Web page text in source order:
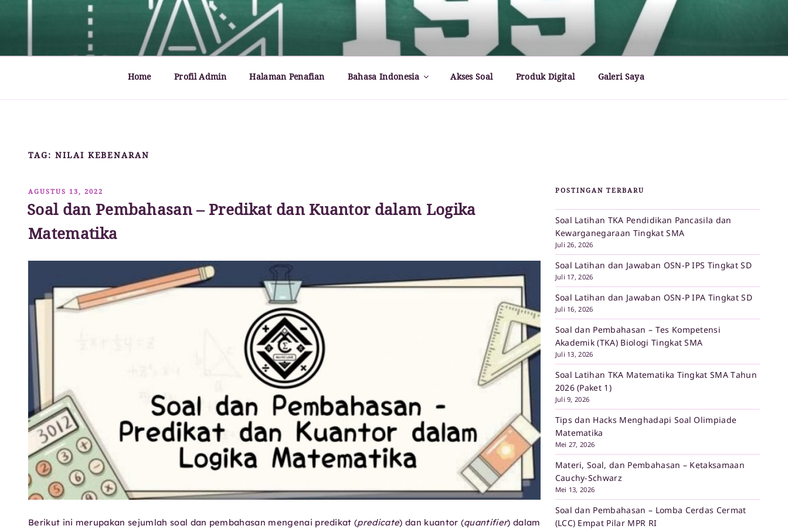
MATHCYBER1997
God used beautiful mathematics in creating the world – Paul Dirac
Home Profil Admin Halaman Penafian Bahasa Indonesia Akses Soal Produk Digital Galeri Saya
TAG: NILAI KEBENARAN
DIPOSKAN
PADA
AGUSTUS 13, 2022
Soal dan Pembahasan – Predikat dan Kuantor dalam Logika
Matematika
Berikut ini merupakan sejumlah soal dan pembahasan mengenai predikat (predicate) dan kuantor (quantifier) dalam
POSTINGAN TERBARU
Soal Latihan TKA Pendidikan Pancasila dan
Kewarganegaraan Tingkat SMA
Juli 26, 2026
Soal Latihan dan Jawaban OSN-P IPS Tingkat SD
Juli 17, 2026
Soal Latihan dan Jawaban OSN-P IPA Tingkat SD
Juli 16, 2026
Soal dan Pembahasan – Tes Kompetensi
Akademik (TKA) Biologi Tingkat SMA
Juli 13, 2026
Soal Latihan TKA Matematika Tingkat SMA Tahun
2026 (Paket 1)
Juli 9, 2026
Tips dan Hacks Menghadapi Soal Olimpiade
Matematika
Mei 27, 2026
Materi, Soal, dan Pembahasan – Ketaksamaan
Cauchy-Schwarz
Mei 13, 2026
Soal dan Pembahasan – Lomba Cerdas Cermat
(LCC) Empat Pilar MPR RI